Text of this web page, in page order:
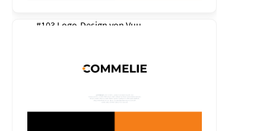
#103 Logo-Design von Vuu